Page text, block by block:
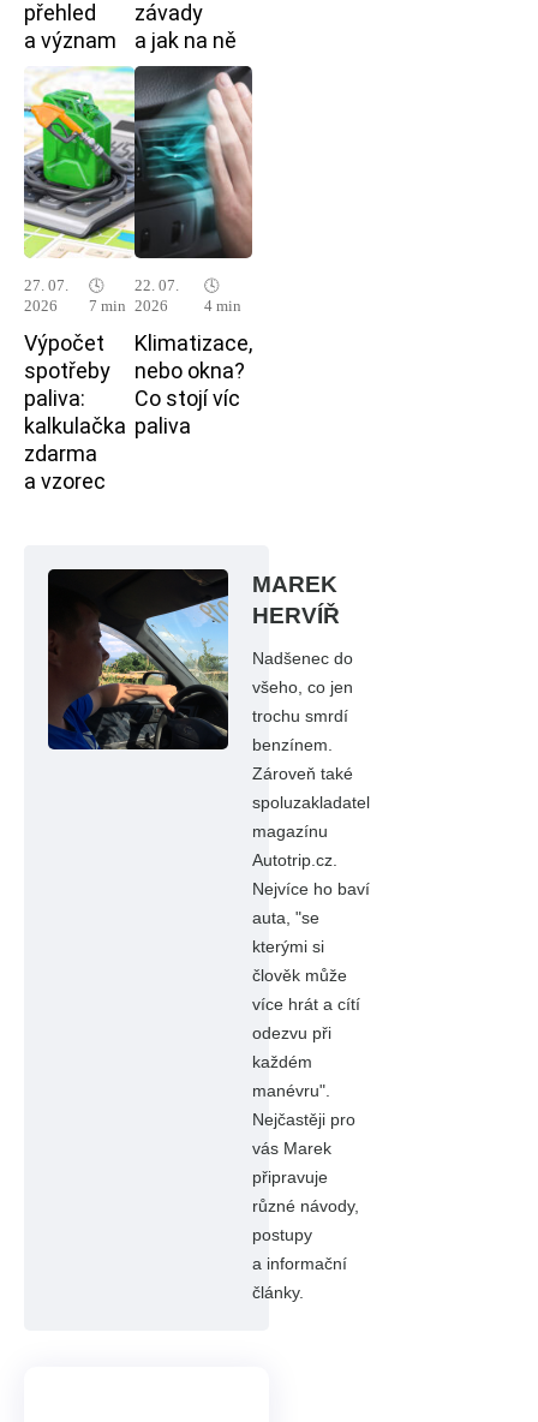
přehled
a význam
závady
a jak na ně
27. 07.
2026
🕓
7 min
Výpočet
spotřeby
paliva:
kalkulačka
zdarma
a vzorec
22. 07.
2026
🕓
4 min
Klimatizace,
nebo okna?
Co stojí víc
paliva
MAREK
HERVÍŘ
Nadšenec do
všeho, co jen
trochu smrdí
benzínem.
Zároveň také
spoluzakladatel
magazínu
Autotrip.cz.
Nejvíce ho baví
auta, "se
kterými si
člověk může
více hrát a cítí
odezvu při
každém
manévru".
Nejčastěji pro
vás Marek
připravuje
různé návody,
postupy
a informační
články.